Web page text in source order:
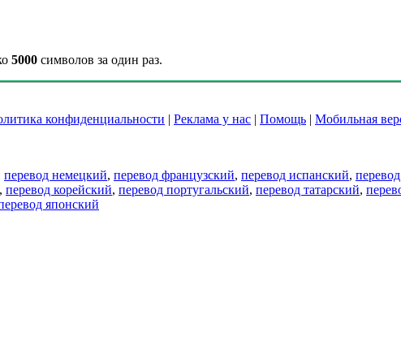
5000 символов за один раз.
конфиденциальности | Реклама у нас | Помощь | Мобильная
перевод немецкий, перевод французский, перевод испанский,
, перевод корейский, перевод португальский, перевод татарский,
японский